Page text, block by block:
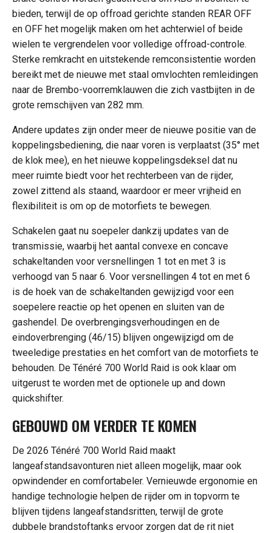
bieden, terwijl de op offroad gerichte standen REAR OFF
en OFF het mogelijk maken om het achterwiel of beide
wielen te vergrendelen voor volledige offroad-controle.
Sterke remkracht en uitstekende remconsistentie worden
bereikt met de nieuwe met staal omvlochten remleidingen
naar de Brembo-voorremklauwen die zich vastbijten in de
grote remschijven van 282 mm.
Andere updates zijn onder meer de nieuwe positie van de
koppelingsbediening, die naar voren is verplaatst (35° met
de klok mee), en het nieuwe koppelingsdeksel dat nu
meer ruimte biedt voor het rechterbeen van de rijder,
zowel zittend als staand, waardoor er meer vrijheid en
flexibiliteit is om op de motorfiets te bewegen.
Schakelen gaat nu soepeler dankzij updates van de
transmissie, waarbij het aantal convexe en concave
schakeltanden voor versnellingen 1 tot en met 3 is
verhoogd van 5 naar 6. Voor versnellingen 4 tot en met 6
is de hoek van de schakeltanden gewijzigd voor een
soepelere reactie op het openen en sluiten van de
gashendel. De overbrengingsverhoudingen en de
eindoverbrenging (46/15) blijven ongewijzigd om de
tweeledige prestaties en het comfort van de motorfiets te
behouden. De Ténéré 700 World Raid is ook klaar om
uitgerust te worden met de optionele up and down
quickshifter.
GEBOUWD OM VERDER TE KOMEN
De 2026 Ténéré 700 World Raid maakt
langeafstandsavonturen niet alleen mogelijk, maar ook
opwindender en comfortabeler. Vernieuwde ergonomie en
handige technologie helpen de rijder om in topvorm te
blijven tijdens langeafstandsritten, terwijl de grote
dubbele brandstoftanks ervoor zorgen dat de rit niet